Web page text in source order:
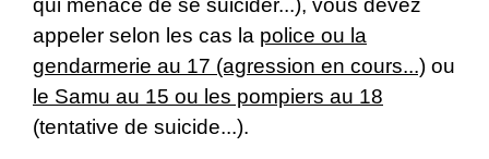
qui menace de se suicider...), vous devez
appeler selon les cas la police ou la
gendarmerie au 17 (agression en cours...) ou
le Samu au 15 ou les pompiers au 18
(tentative de suicide...).